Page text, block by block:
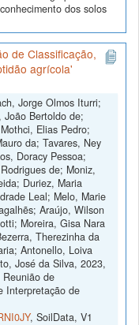
dos solos
de Classificação,
agrícola'
Jorge Olmos Iturri;
João Bertoldo de;
Elias Pedro;
da; Tavares, Ney
Doracy Pessoa;
de; Moniz,
Duriez, Maria
Leal; Melo, Marie
Araújo, Wilson
Moreira, Gisa Nara
Therezinha da
Antonello, Loiva
José da Silva, 2023,
de
Interpretação de
, SoilData, V1